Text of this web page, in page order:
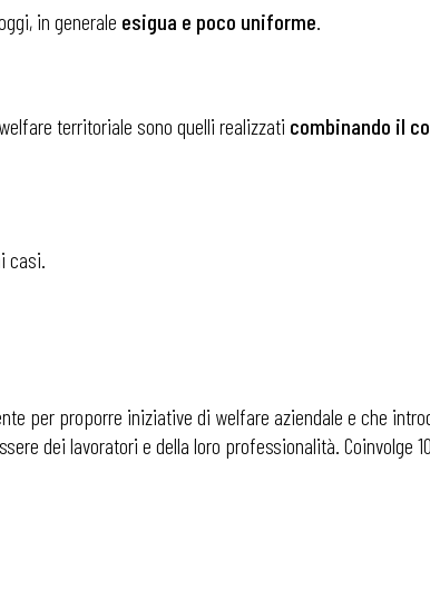
ADAPT
in generale esigua e poco uniforme.
territoriale sono quelli realizzati combinando il
casi.
per proporre iniziative di welfare aziendale e che
dei lavoratori e della loro professionalità. Coinvolge